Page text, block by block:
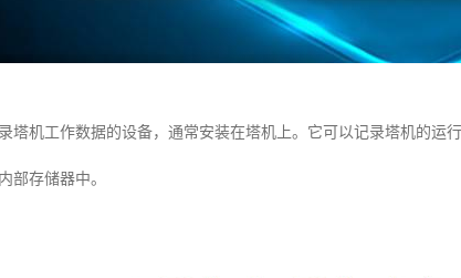
塔机工作数据的设备，通常安装在塔机上。它可以记录塔机的运
部存储器中。